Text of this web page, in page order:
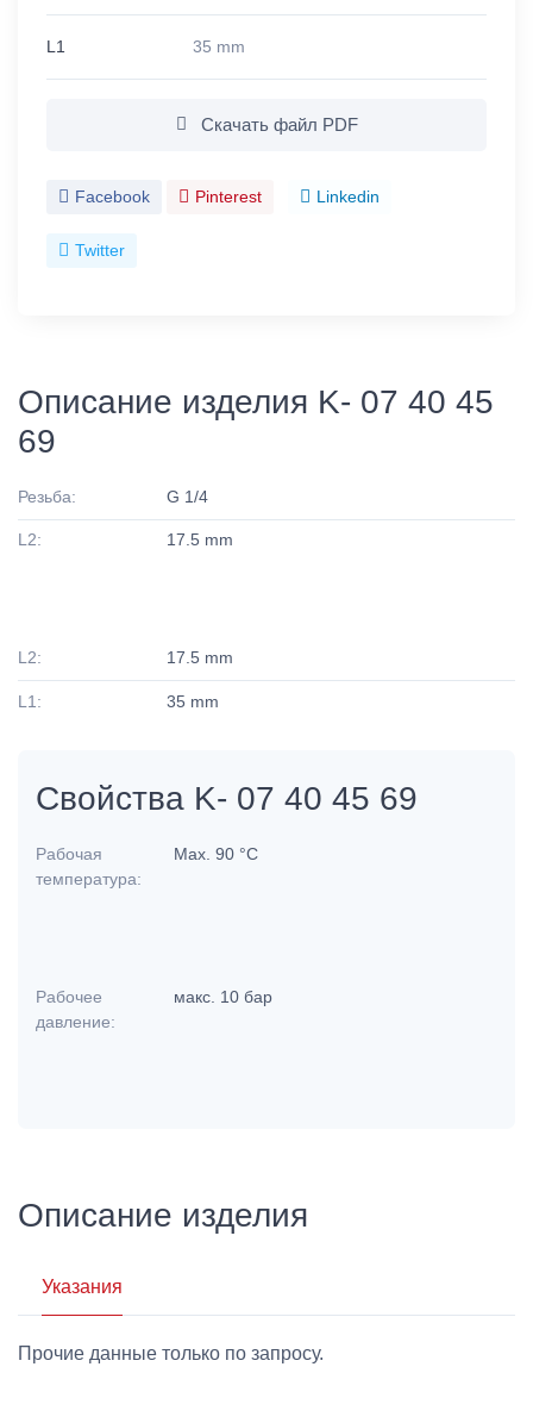
L1 35 mm
Скачать файл PDF
Facebook Pinterest Linkedin
Twitter
Описание изделия K- 07 40 45
69
Резьба: G 1/4
L2: 17.5 mm
L2: 17.5 mm
L1: 35 mm
Свойства K- 07 40 45 69
Рабочая
температура:
Max. 90 °C
Рабочее
давление:
макс. 10 бар
Описание изделия
Указания
Прочие данные только по запросу.